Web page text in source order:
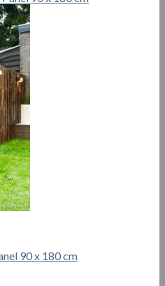
90 x 180 cm